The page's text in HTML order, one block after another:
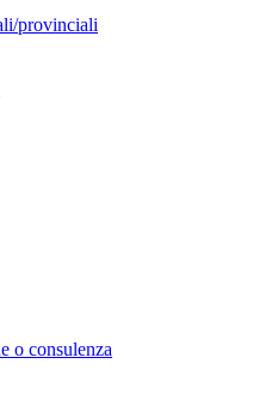
provinciali
o consulenza